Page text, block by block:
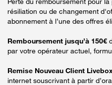
résiliation ou de changement
abonnement à l’une des offres
Remboursement jusqu’à 150€
par votre opérateur actuel,
Remise Nouveau Client Livebox
internet souscrivant à partir